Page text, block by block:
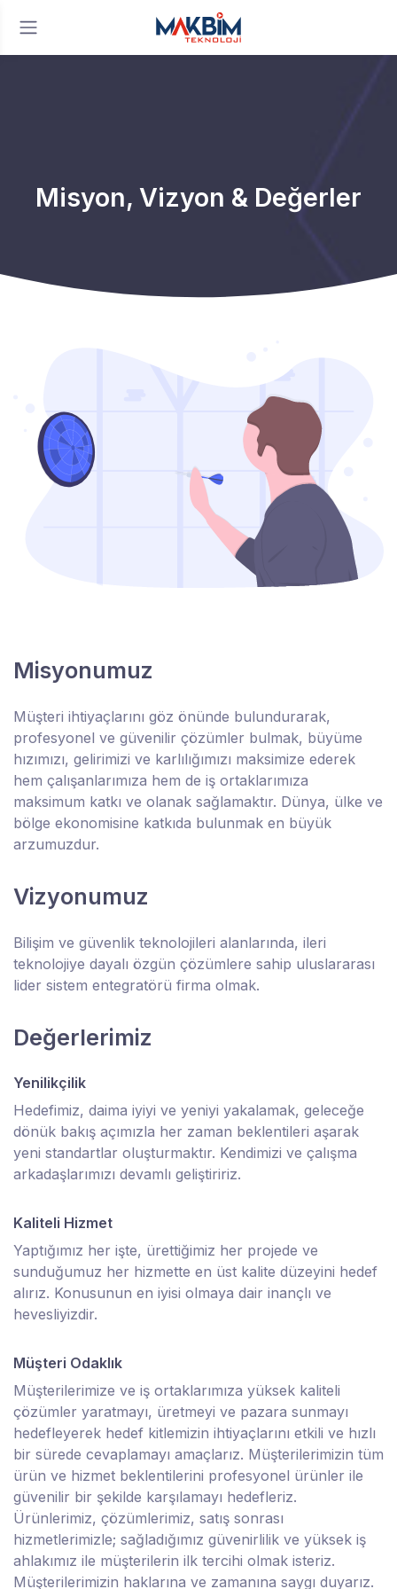
Misyon, Vizyon & Değerler
Misyonumuz
Müşteri ihtiyaçlarını göz önünde bulundurarak,
profesyonel ve güvenilir çözümler bulmak, büyüme
hızımızı, gelirimizi ve karlılığımızı maksimize ederek
hem çalışanlarımıza hem de iş ortaklarımıza
maksimum katkı ve olanak sağlamaktır. Dünya, ülke ve
bölge ekonomisine katkıda bulunmak en büyük
arzumuzdur.
Vizyonumuz
Bilişim ve güvenlik teknolojileri alanlarında, ileri
teknolojiye dayalı özgün çözümlere sahip uluslararası
lider sistem entegratörü firma olmak.
Değerlerimiz
Yenilikçilik
Hedefimiz, daima iyiyi ve yeniyi yakalamak, geleceğe
dönük bakış açımızla her zaman beklentileri aşarak
yeni standartlar oluşturmaktır. Kendimizi ve çalışma
arkadaşlarımızı devamlı geliştiririz.
Kaliteli Hizmet
Yaptığımız her işte, ürettiğimiz her projede ve
sunduğumuz her hizmette en üst kalite düzeyini hedef
alırız. Konusunun en iyisi olmaya dair inançlı ve
hevesliyizdir.
Müşteri Odaklık
Müşterilerimize ve iş ortaklarımıza yüksek kaliteli
çözümler yaratmayı, üretmeyi ve pazara sunmayı
hedefleyerek hedef kitlemizin ihtiyaçlarını etkili ve hızlı
bir sürede cevaplamayı amaçlarız. Müşterilerimizin tüm
ürün ve hizmet beklentilerini profesyonel ürünler ile
güvenilir bir şekilde karşılamayı hedefleriz.
Ürünlerimiz, çözümlerimiz, satış sonrası
hizmetlerimizle; sağladığımız güvenirlilik ve yüksek iş
ahlakımız ile müşterilerin ilk tercihi olmak isteriz.
Müşterilerimizin haklarına ve zamanına saygı duyarız.